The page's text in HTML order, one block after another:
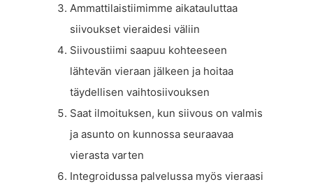
Ammattilaistiimimme aikatauluttaa
siivoukset vieraidesi väliin
Siivoustiimi saapuu kohteeseen
lähtevän vieraan jälkeen ja hoitaa
täydellisen vaihtosiivouksen
Saat ilmoituksen, kun siivous on valmis
ja asunto on kunnossa seuraavaa
vierasta varten
Integroidussa palvelussa myös vieraasi